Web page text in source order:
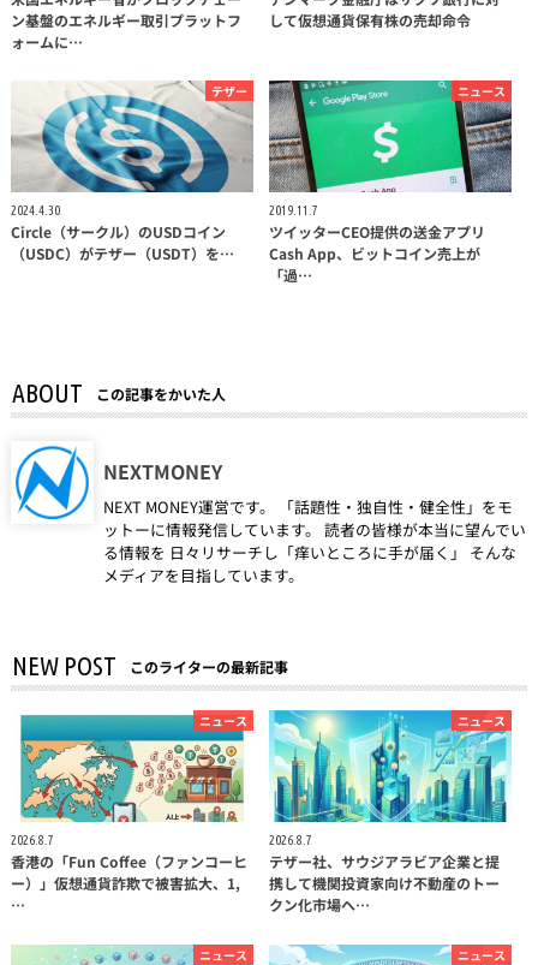
ン基盤のエネルギー取引プラットフ
ォームに…
して仮想通貨保有株の売却命令
テザー
2024.4.30
Circle（サークル）のUSDコイン
（USDC）がテザー（USDT）を…
ニュース
2019.11.7
ツイッターCEO提供の送金アプリ
Cash App、ビットコイン売上が
「過…
ABOUT この記事をかいた人
NEXTMONEY
NEXT MONEY運営です。 「話題性・独自性・健全性」をモ
ットーに情報発信しています。 読者の皆様が本当に望んでい
る情報を 日々リサーチし「痒いところに手が届く」 そんな
メディアを目指しています。
NEW POST このライターの最新記事
ニュース
2026.8.7
香港の「Fun Coffee（ファンコーヒ
ー）」仮想通貨詐欺で被害拡大、1,
…
ニュース
2026.8.7
テザー社、サウジアラビア企業と提
携して機関投資家向け不動産のトー
クン化市場へ…
ニュース ニュース